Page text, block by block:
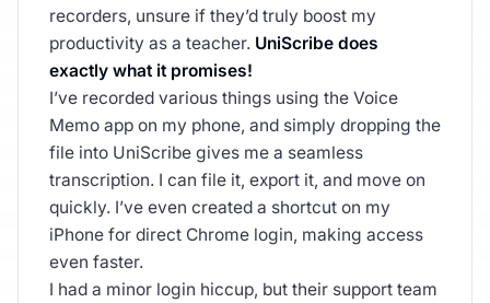
recorders, unsure if they’d truly boost my
productivity as a teacher. UniScribe does
exactly what it promises!
I’ve recorded various things using the Voice
Memo app on my phone, and simply dropping the
file into UniScribe gives me a seamless
transcription. I can file it, export it, and move on
quickly. I’ve even created a shortcut on my
iPhone for direct Chrome login, making access
even faster.
I had a minor login hiccup, but their support team